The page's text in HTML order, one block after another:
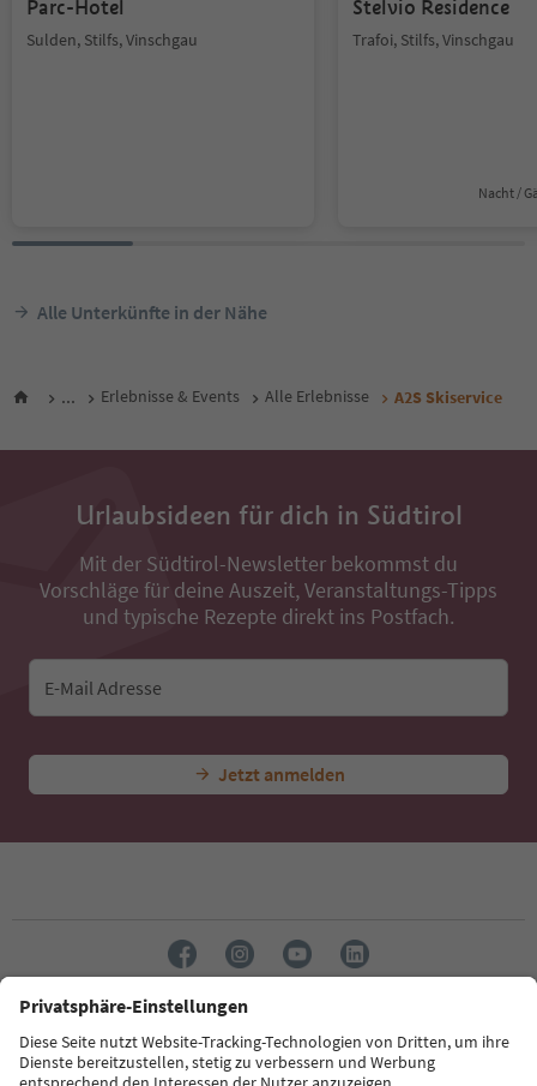
Parc-Hotel
Sulden, Stilfs, Vinschgau
Stelvio Residence
Trafoi, Stilfs, Vinschgau
Nacht /
Alle Unterkünfte in der Nähe
... Erlebnisse & Events Alle Erlebnisse A2S Skiservice
Urlaubsideen für dich in Südtirol
Mit der Südtirol-Newsletter bekommst du
Vorschläge für deine Auszeit, Veranstaltungs-Tipps
und typische Rezepte direkt ins Postfach.
E-Mail Adresse
Jetzt anmelden